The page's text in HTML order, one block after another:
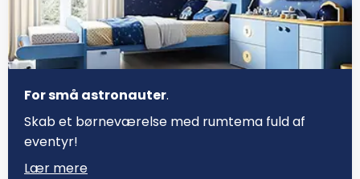
For små astronauter.
Skab et børneværelse med rumtema fuld af
eventyr!
Lær mere